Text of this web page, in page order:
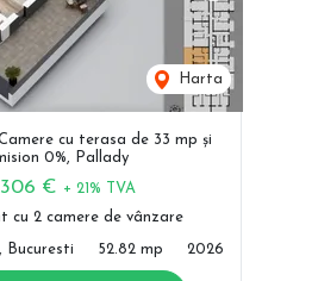
Harta
cu terasa de 33 mp și
0%, Pallady
€ + 21% TVA
cu 2 camere de vânzare
Bucuresti 52.82 mp 2026